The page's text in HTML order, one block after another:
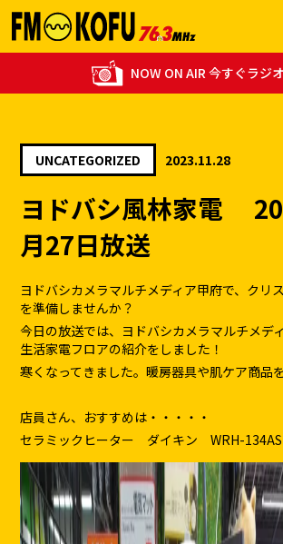
12:00 - 15:00
【生放送】
NOW ON AIR 今すぐラジ
UNCATEGORIZED 2023.11.28
ヨドバシ風林家電
月27日放送
ヨドバシカメラマルチメディア甲府で、クリ
を準備しませんか？
今日の放送では、ヨドバシカメラマルチメデ
生活家電フロアの紹介をしました！
寒くなってきました。暖房器具や肌ケア商品
店員さん、おすすめは・・・・・
セラミックヒーター ダイキン WRH-